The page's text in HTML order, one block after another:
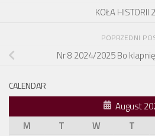
KOŁA HISTORII
POPRZEDNI
Nr 8 2024/2025 Bo
CALENDAR
August
M
T W T